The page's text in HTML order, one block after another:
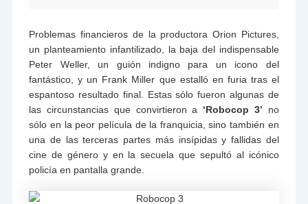
Problemas financieros de la productora Orion Pictures,
un planteamiento infantilizado, la baja del indispensable
Peter Weller, un guión indigno para un icono del
fantástico, y un Frank Miller que estalló en furia tras el
espantoso resultado final. Estas sólo fueron algunas de
las circunstancias que convirtieron a ‘Robocop 3’ no
sólo en la peor película de la franquicia, sino también en
una de las terceras partes más insípidas y fallidas del
cine de género y en la secuela que sepultó al icónico
policía en pantalla grande.